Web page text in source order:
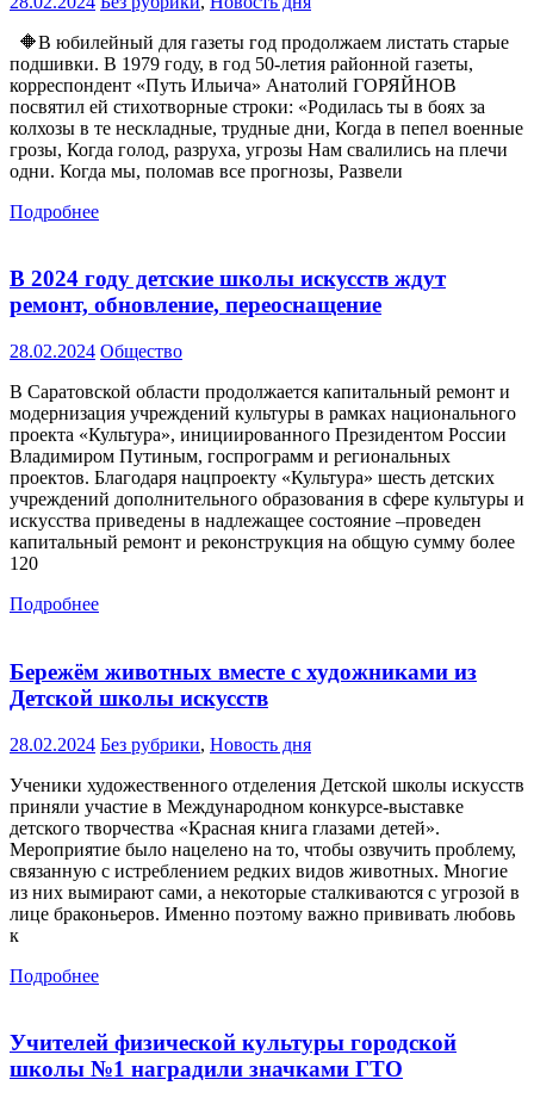
🔶В юбилейный для газеты год продолжаем листать старые
подшивки. В 1979 году, в год 50-летия районной газеты,
корреспондент «Путь Ильича» Анатолий ГОРЯЙНОВ
посвятил ей стихотворные строки: «Родилась ты в боях за
колхозы в те нескладные, трудные дни, Когда в пепел военные
грозы, Когда голод, разруха, угрозы Нам свалились на плечи
одни. Когда мы, поломав все прогнозы, Развели
Подробнее
В 2024 году детские школы искусств ждут
ремонт, обновление, переоснащение
28.02.2024 Общество
В Саратовской области продолжается капитальный ремонт и
модернизация учреждений культуры в рамках национального
проекта «Культура», инициированного Президентом России
Владимиром Путиным, госпрограмм и региональных
проектов. Благодаря нацпроекту «Культура» шесть детских
учреждений дополнительного образования в сфере культуры и
искусства приведены в надлежащее состояние –проведен
капитальный ремонт и реконструкция на общую сумму более
120
Подробнее
Бережём животных вместе с художниками из
Детской школы искусств
28.02.2024 Без рубрики, Новость дня
Ученики художественного отделения Детской школы искусств
приняли участие в Международном конкурсе-выставке
детского творчества «Красная книга глазами детей».
Мероприятие было нацелено на то, чтобы озвучить проблему,
связанную с истреблением редких видов животных. Многие
из них вымирают сами, а некоторые сталкиваются с угрозой в
лице браконьеров. Именно поэтому важно прививать любовь
к
Подробнее
Учителей физической культуры городской
школы №1 наградили значками ГТО